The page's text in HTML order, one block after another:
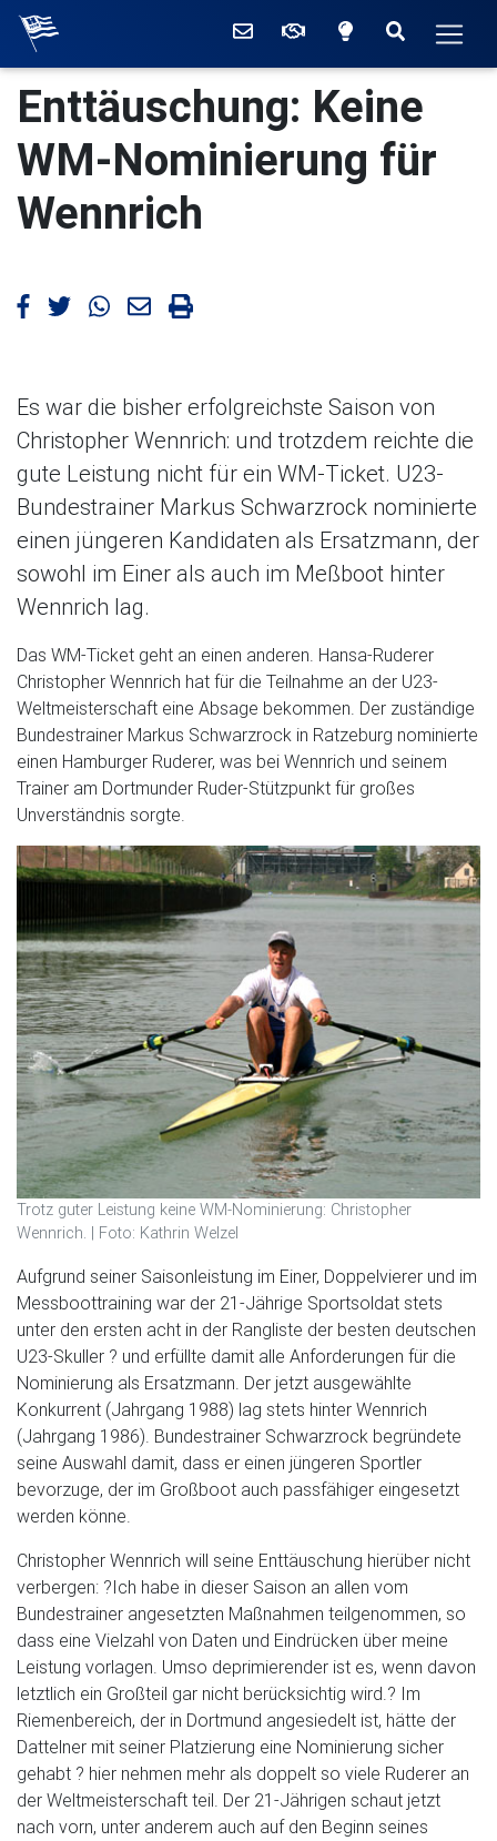
Willkommen beim
KontaktMitglied werden
Zwischen
Suchen
Die aktuellen
Enttäuschung: Keine
WM-Nominierung für
Wennrich
Artikel bei Facebook teilen
Artikel bei Twitter teilen
Artikel bei WhatsApp teilen
Artikel mailen
Artikel drucken
Es war die bisher erfolgreichste Saison von
Christopher Wennrich: und trotzdem reichte die
gute Leistung nicht für ein WM-Ticket. U23-
Bundestrainer Markus Schwarzrock nominierte
einen jüngeren Kandidaten als Ersatzmann, der
sowohl im Einer als auch im Meßboot hinter
Wennrich lag.
Das WM-Ticket geht an einen anderen. Hansa-Ruderer
Christopher Wennrich hat für die Teilnahme an der U23-
Weltmeisterschaft eine Absage bekommen. Der zuständige
Bundestrainer Markus Schwarzrock in Ratzeburg nominierte
einen Hamburger Ruderer, was bei Wennrich und seinem
Trainer am Dortmunder Ruder-Stützpunkt für großes
Unverständnis sorgte.
Trotz guter Leistung keine WM-Nominierung: Christopher
Wennrich. | Foto: Kathrin Welzel
Aufgrund seiner Saisonleistung im Einer, Doppelvierer und im
Messboottraining war der 21-Jährige Sportsoldat stets
unter den ersten acht in der Rangliste der besten deutschen
U23-Skuller ? und erfüllte damit alle Anforderungen für die
Nominierung als Ersatzmann. Der jetzt ausgewählte
Konkurrent (Jahrgang 1988) lag stets hinter Wennrich
(Jahrgang 1986). Bundestrainer Schwarzrock begründete
seine Auswahl damit, dass er einen jüngeren Sportler
bevorzuge, der im Großboot auch passfähiger eingesetzt
werden könne.
Christopher Wennrich will seine Enttäuschung hierüber nicht
verbergen: ?Ich habe in dieser Saison an allen vom
Bundestrainer angesetzten Maßnahmen teilgenommen, so
dass eine Vielzahl von Daten und Eindrücken über meine
Leistung vorlagen. Umso deprimierender ist es, wenn davon
letztlich ein Großteil gar nicht berücksichtig wird.? Im
Riemenbereich, der in Dortmund angesiedelt ist, hätte der
Dattelner mit seiner Platzierung eine Nominierung sicher
gehabt ? hier nehmen mehr als doppelt so viele Ruderer an
der Weltmeisterschaft teil. Der 21-Jährigen schaut jetzt
nach vorn, unter anderem auch auf den Beginn seines